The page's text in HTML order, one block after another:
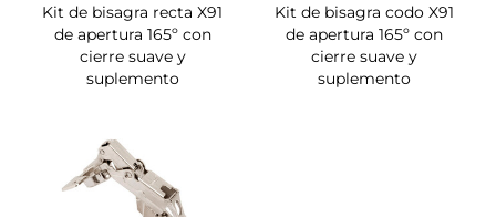
Kit de bisagra recta X91
de apertura 165º con
cierre suave y
suplemento
Kit de bisagra codo X91
de apertura 165º con
cierre suave y
suplemento